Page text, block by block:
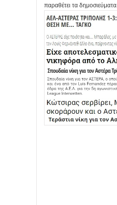
παραθέτει τα δημοσιεύματα.